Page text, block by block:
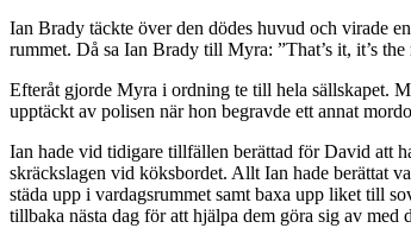
Ian Brady täckte över den dödes huvud och virade
rummet. Då sa Ian Brady till Myra: ”That’s it, it’s the
Efteråt gjorde Myra i ordning te till hela sällskapet.
upptäckt av polisen när hon begravde ett annat
Ian hade vid tidigare tillfällen berättad för David att
skräckslagen vid köksbordet. Allt Ian hade berättat
städa upp i vardagsrummet samt baxa upp liket till
tillbaka nästa dag för att hjälpa dem göra sig av med